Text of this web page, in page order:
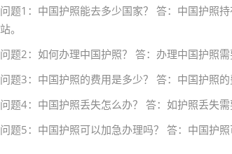
问题1：中国护照能去多少国家？ 答：中国护照
站。
问题2：如何办理中国护照？ 答：办理中国护照
问题3：中国护照的费用是多少？ 答：中国护照
问题4：中国护照丢失怎么办？ 答：如护照丢失
问题5：中国护照可以加急办理吗？ 答：中国护